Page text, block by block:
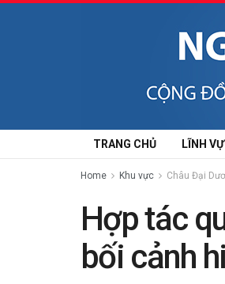
TRANG CHỦ LĨNH
Home Khu vực Châu Đại
Hợp tác
bối cảnh